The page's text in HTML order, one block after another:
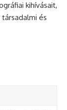
kihívásait,
és